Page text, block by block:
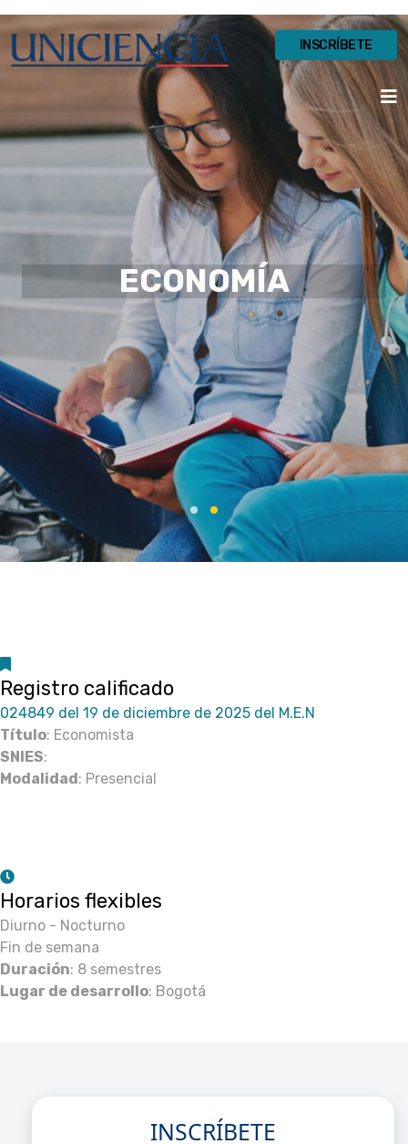
INSCRÍBETE
ECONOMÍA
Registro calificado
024849 del 19 de diciembre de 2025 del M.E.N
Título: Economista
SNIES:
Modalidad: Presencial
Horarios flexibles
Diurno - Nocturno
Fin de semana
Duración: 8 semestres
Lugar de desarrollo: Bogotá